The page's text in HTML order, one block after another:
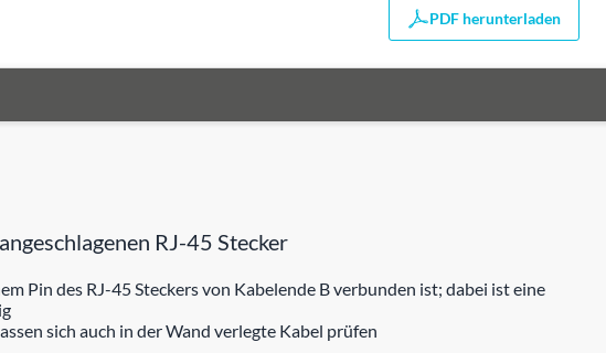
PDF herunterladen
RJ-45 Stecker
Pin des RJ-45 Steckers von Kabelende B verbunden ist; dabei ist eine
sich auch in der Wand verlegte Kabel prüfen